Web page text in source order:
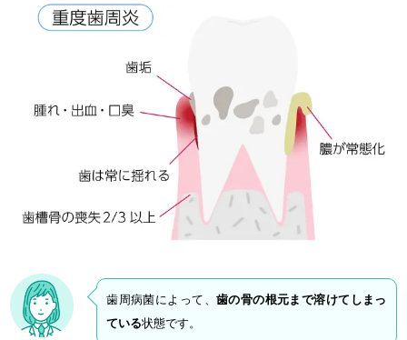
歯周病菌によって、 歯の骨の根元まで溶けてしまっ
ている状態です。